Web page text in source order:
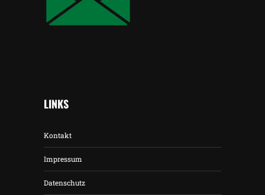
LINKS
Kontakt
Impressum
Datenschutz